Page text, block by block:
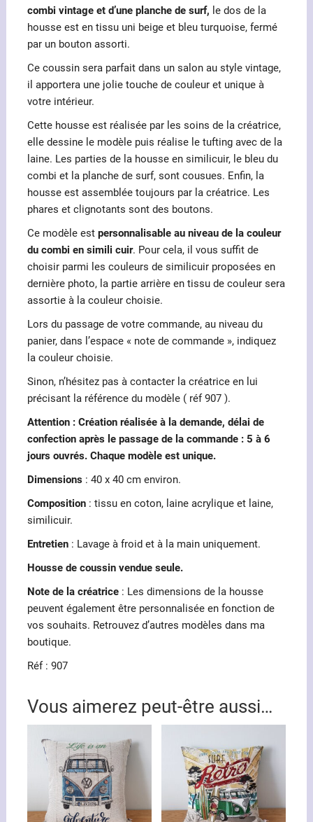
combi vintage et d’une planche de surf, le dos de la
housse est en tissu uni beige et bleu turquoise, fermé
par un bouton assorti.
Ce coussin sera parfait dans un salon au style vintage,
il apportera une jolie touche de couleur et unique à
votre intérieur.
Cette housse est réalisée par les soins de la créatrice,
elle dessine le modèle puis réalise le tufting avec de la
laine. Les parties de la housse en similicuir, le bleu du
combi et la planche de surf, sont cousues. Enfin, la
housse est assemblée toujours par la créatrice. Les
phares et clignotants sont des boutons.
Ce modèle est personnalisable au niveau de la couleur
du combi en simili cuir. Pour cela, il vous suffit de
choisir parmi les couleurs de similicuir proposées en
dernière photo, la partie arrière en tissu de couleur sera
assortie à la couleur choisie.
Lors du passage de votre commande, au niveau du
panier, dans l’espace « note de commande », indiquez
la couleur choisie.
Sinon, n’hésitez pas à contacter la créatrice en lui
précisant la référence du modèle ( réf 907 ).
Attention : Création réalisée à la demande, délai de
confection après le passage de la commande : 5 à 6
jours ouvrés. Chaque modèle est unique.
Dimensions: 40 x 40 cm environ.
Composition: tissu en coton, laine acrylique et laine,
similicuir.
Entretien: Lavage à froid et à la main uniquement.
Housse de coussin vendue seule.
Note de la créatrice: Les dimensions de la housse
peuvent également être personnalisée en fonction de
vos souhaits. Retrouvez d’autres modèles dans ma
boutique.
Réf : 907
Vous aimerez peut-être aussi…